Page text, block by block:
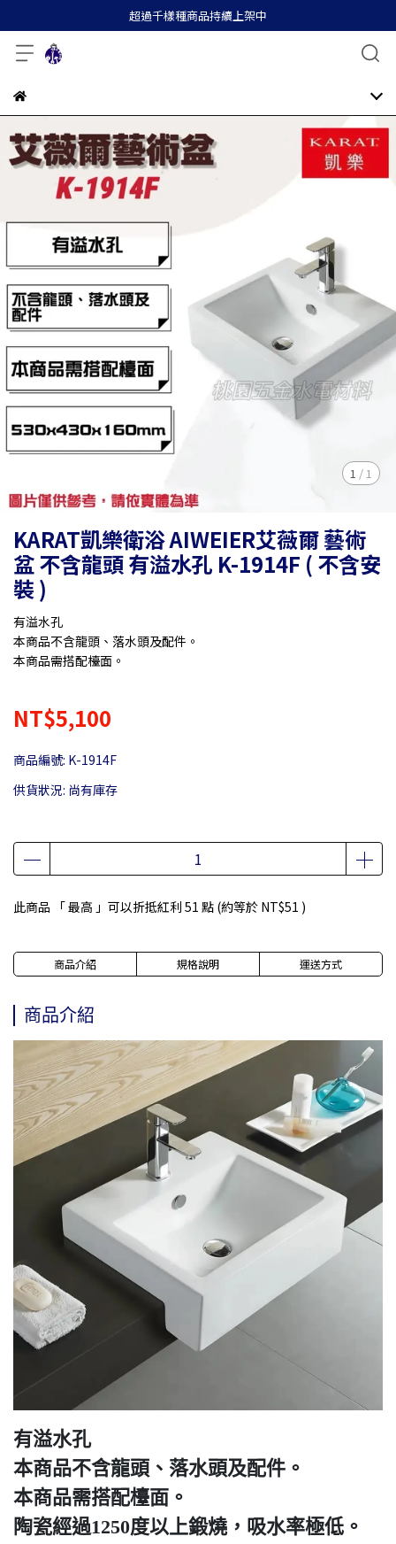
超過千樣種商品持續上架中
1 / 1
KARAT凱樂衛浴 AIWEIER艾薇爾 藝術
盆 不含龍頭 有溢水孔 K-1914F ( 不含安
裝 )
有溢水孔
本商品不含龍頭、落水頭及配件。
本商品需搭配檯面。
NT$5,100
商品編號: K-1914F
供貨狀況: 尚有庫存
此商品 「 最高 」可以折抵紅利 51 點 (約等於 NT$51 )
商品介紹 規格說明 運送方式
商品介紹
有溢水孔
本商品不含龍頭、落水頭及配件。
本商品需搭配檯面。
陶瓷經過1250度以上鍛燒，吸水率極低。